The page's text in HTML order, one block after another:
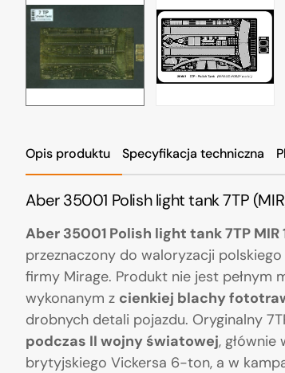
Opis produktu Specyfikacja techniczna
Aber 35001 Polish light tank 7TP
Aber 35001 Polish light tank 7TP MIR
przeznaczony do waloryzacji polskiego
firmy Mirage. Produkt nie jest pełnym
wykonanym z cienkiej blachy
drobnych detali pojazdu. Oryginalny
podczas II wojny światowej, głównie
brytyjskiego Vickersa 6-ton, a w